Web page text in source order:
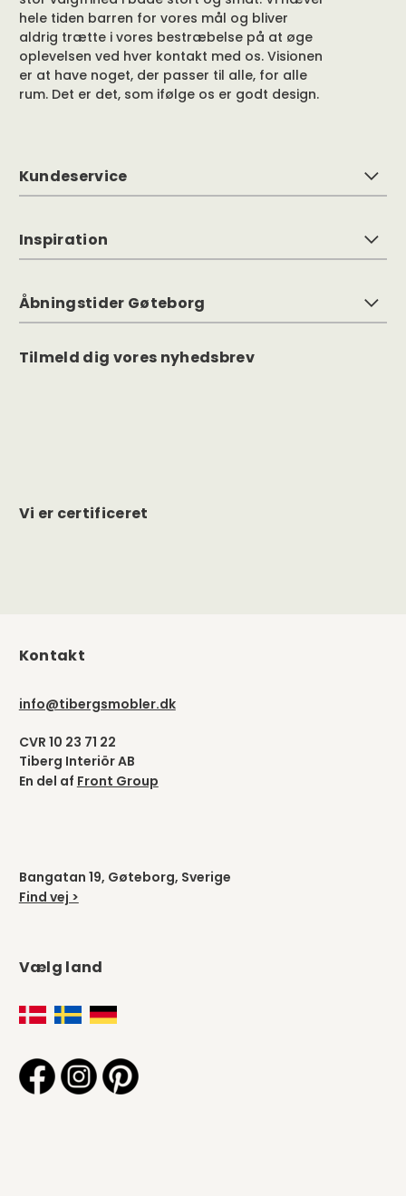
hele tiden barren for vores mål og bliver
aldrig trætte i vores bestræbelse på at øge
oplevelsen ved hver kontakt med os. Visionen
er at have noget, der passer til alle, for alle
rum. Det er det, som ifølge os er godt design.
Kundeservice
Inspiration
Åbningstider Gøteborg
Tilmeld dig vores nyhedsbrev
Vi er certificeret
Kontakt
info@tibergsmobler.dk
CVR 10 23 71 22
Tiberg Interiör AB
En del af Front Group
Bangatan 19, Gøteborg, Sverige
Find vej >
Vælg land